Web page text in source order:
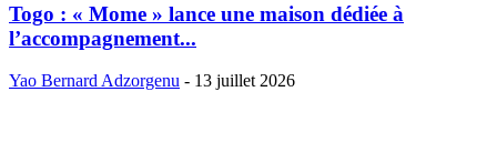
Togo : « Mome » lance une maison dédiée à
l’accompagnement...
Yao Bernard Adzorgenu - 13 juillet 2026